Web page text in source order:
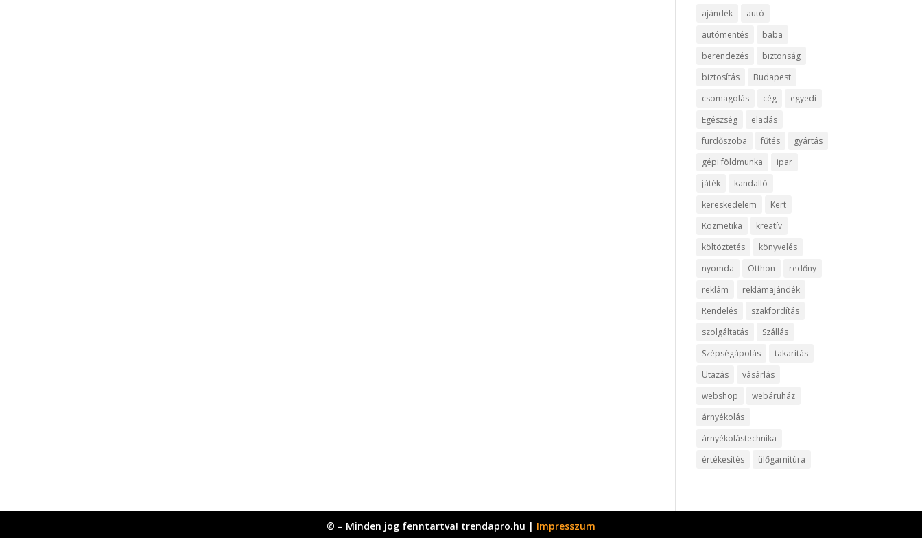
ajándék
autó
autómentés
baba
berendezés
biztonság
biztosítás
Budapest
csomagolás
cég
egyedi
Egészség
eladás
fürdőszoba
fűtés
gyártás
gépi földmunka
ipar
játék
kandalló
kereskedelem
Kert
Kozmetika
kreatív
költöztetés
könyvelés
nyomda
Otthon
redőny
reklám
reklámajándék
Rendelés
szakfordítás
szolgáltatás
Szállás
Szépségápolás
takarítás
Utazás
vásárlás
webshop
webáruház
árnyékolás
árnyékolástechnika
értékesítés
ülőgarnitúra
© – Minden jog fenntartva! trendapro.hu | Impresszum